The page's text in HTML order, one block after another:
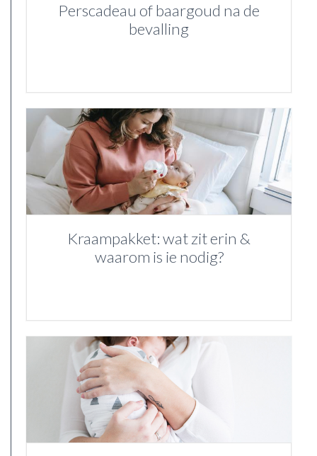
Perscadeau of baargoud na de
bevalling
Kraampakket: wat zit erin &
waarom is ie nodig?